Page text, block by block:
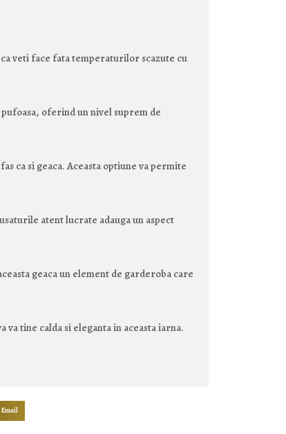
veti face fata temperaturilor scazute cu
oferind un nivel suprem de
ca si geaca. Aceasta optiune va permite
atent lucrate adauga un aspect
geaca un element de garderoba care
tine calda si eleganta in aceasta iarna.
Email